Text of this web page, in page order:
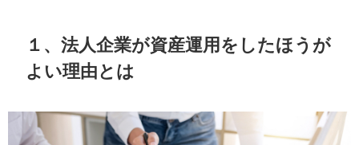
１、法人企業が資産運用をしたほうが
よい理由とは